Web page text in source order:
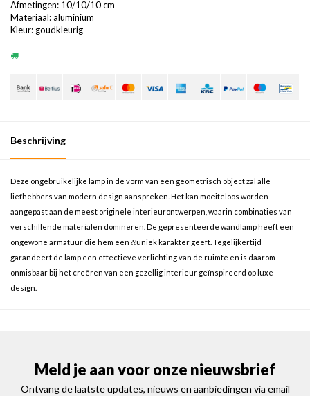
Afmetingen: 10/10/10 cm
Materiaal: aluminium
Kleur: goudkleurig
Beschrijving
Deze ongebruikelijke lamp in de vorm van een geometrisch object zal alle
liefhebbers van modern design aanspreken. Het kan moeiteloos worden
aangepast aan de meest originele interieurontwerpen, waarin combinaties van
verschillende materialen domineren. De gepresenteerde wandlamp heeft een
ongewone armatuur die hem een ??uniek karakter geeft. Tegelijkertijd
garandeert de lamp een effectieve verlichting van de ruimte en is daarom
onmisbaar bij het creëren van een gezellig interieur geïnspireerd op luxe
design.
Meld je aan voor onze nieuwsbrief
Ontvang de laatste updates, nieuws en aanbiedingen via email